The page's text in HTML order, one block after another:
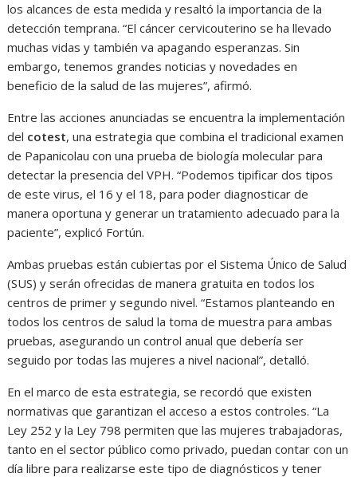
los alcances de esta medida y resaltó la importancia de la
detección temprana. “El cáncer cervicouterino se ha llevado
muchas vidas y también va apagando esperanzas. Sin
embargo, tenemos grandes noticias y novedades en
beneficio de la salud de las mujeres”, afirmó.
Entre las acciones anunciadas se encuentra la implementación
del cotest, una estrategia que combina el tradicional examen
de Papanicolau con una prueba de biología molecular para
detectar la presencia del VPH. “Podemos tipificar dos tipos
de este virus, el 16 y el 18, para poder diagnosticar de
manera oportuna y generar un tratamiento adecuado para la
paciente”, explicó Fortún.
Ambas pruebas están cubiertas por el Sistema Único de Salud
(SUS) y serán ofrecidas de manera gratuita en todos los
centros de primer y segundo nivel. “Estamos planteando en
todos los centros de salud la toma de muestra para ambas
pruebas, asegurando un control anual que debería ser
seguido por todas las mujeres a nivel nacional”, detalló.
En el marco de esta estrategia, se recordó que existen
normativas que garantizan el acceso a estos controles. “La
Ley 252 y la Ley 798 permiten que las mujeres trabajadoras,
tanto en el sector público como privado, puedan contar con un
día libre para realizarse este tipo de diagnósticos y tener